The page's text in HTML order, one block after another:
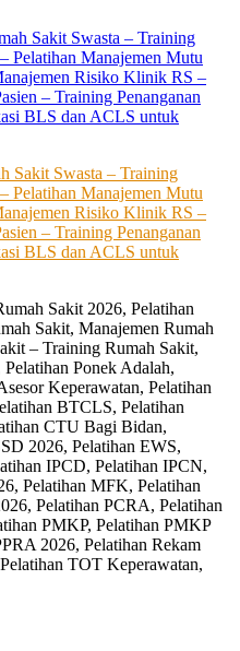
Sakit Swasta – Training
Pelatihan Manajemen Mutu
Risiko Klinik RS –
– Training Penanganan
BLS dan ACLS untuk
Sakit 2026, Pelatihan
Sakit, Manajemen Rumah
– Training Rumah Sakit,
Ponek Adalah,
Keperawatan, Pelatihan
BTCLS, Pelatihan
CTU Bagi Bidan,
2026, Pelatihan EWS,
IPCD, Pelatihan IPCN,
Pelatihan MFK, Pelatihan
Pelatihan PCRA, Pelatihan
PMKP, Pelatihan PMKP
2026, Pelatihan Rekam
TOT Keperawatan,